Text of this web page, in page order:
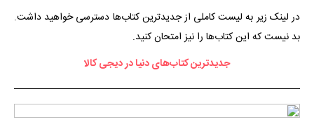
در لینک زیر به لیست کاملی از جدیدترین کتاب‌ها دسترسی خواهید داشت.
بد نیست که این کتاب‌ها را نیز امتحان کنید.
جدیدترین کتاب‌های دنیا در دیجی کالا